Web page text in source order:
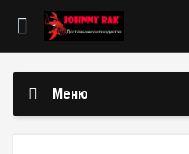
Меню